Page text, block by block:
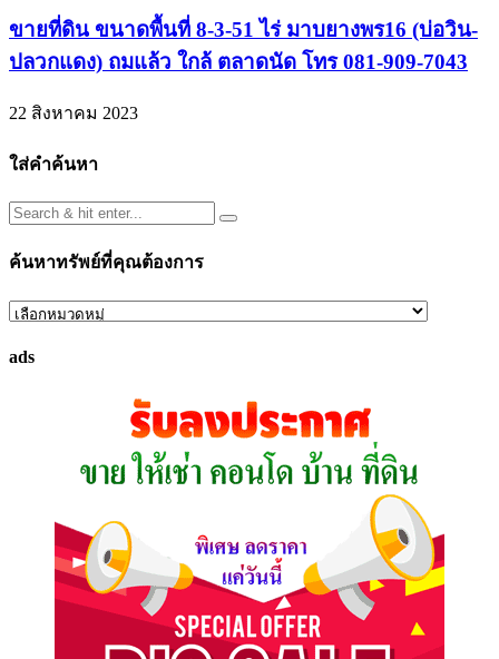
ขายที่ดิน ขนาดพื้นที่ 8-3-51 ไร่ มาบยางพร16 (บ่อวิน-
ปลวกแดง) ถมแล้ว ใกล้ ตลาดนัด โทร 081-909-7043
22 สิงหาคม 2023
ใส่คำค้นหา
ค้นหาทรัพย์ที่คุณต้องการ
ค้นหา
ที่
ads